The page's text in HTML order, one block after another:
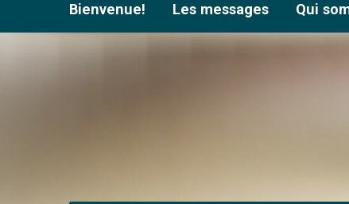
Bienvenue! Les messages Qui